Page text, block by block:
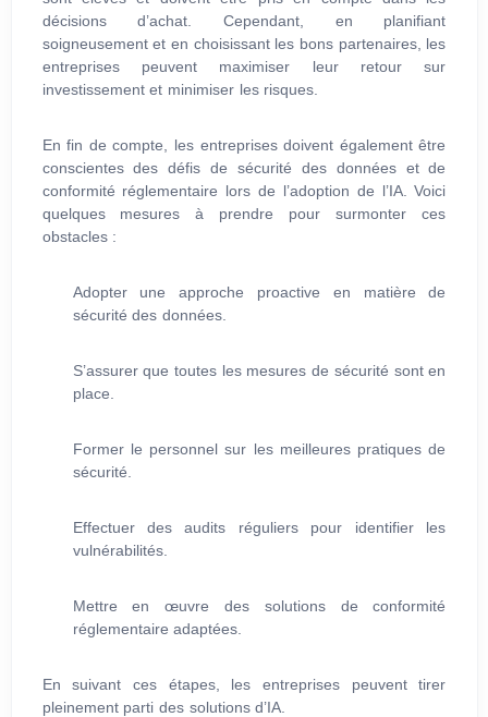
décisions d’achat. Cependant, en planifiant
soigneusement et en choisissant les bons partenaires, les
entreprises peuvent maximiser leur retour sur
investissement et minimiser les risques.
En fin de compte, les entreprises doivent également être
conscientes des défis de sécurité des données et de
conformité réglementaire lors de l’adoption de l’IA. Voici
quelques mesures à prendre pour surmonter ces
obstacles :
Adopter une approche proactive en matière de
sécurité des données.
S’assurer que toutes les mesures de sécurité sont en
place.
Former le personnel sur les meilleures pratiques de
sécurité.
Effectuer des audits réguliers pour identifier les
vulnérabilités.
Mettre en œuvre des solutions de conformité
réglementaire adaptées.
En suivant ces étapes, les entreprises peuvent tirer
pleinement parti des solutions d’IA.